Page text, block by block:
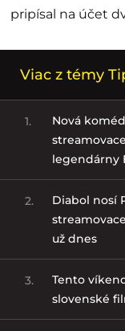
pripísal na účet
Viac z témy
1.
Nová
legendárny
2.
Diabol nosí
už dnes
3.
Tento
slovenské